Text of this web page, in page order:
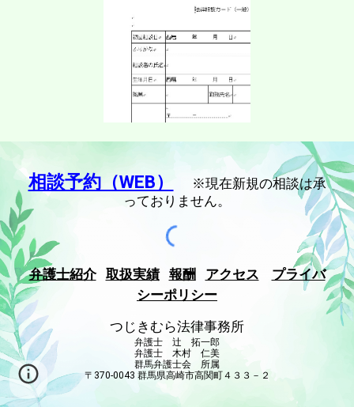
相談予約（WEB）
※現在新規の相談は承
っておりません。
弁護士紹介 取扱実績 報酬 アクセス
プライバ
シーポリシー
つじきむら法律事務所
弁護士 辻 拓一郎
弁護士 木村 仁美
群馬弁護士会 所属
〒370-0043 群馬県高崎市高関町４３３－２